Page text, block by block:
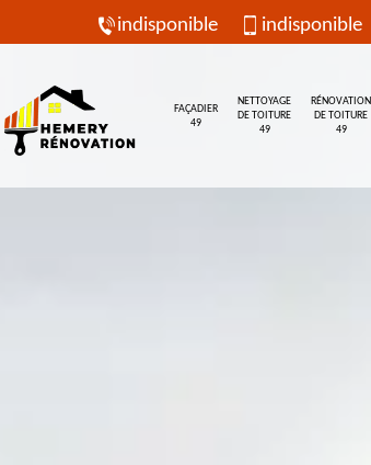
indisponible indisponible
FAÇADIER
49
NETTOYAGE
DE TOITURE
49
RÉNOVATION
DE TOITURE
49